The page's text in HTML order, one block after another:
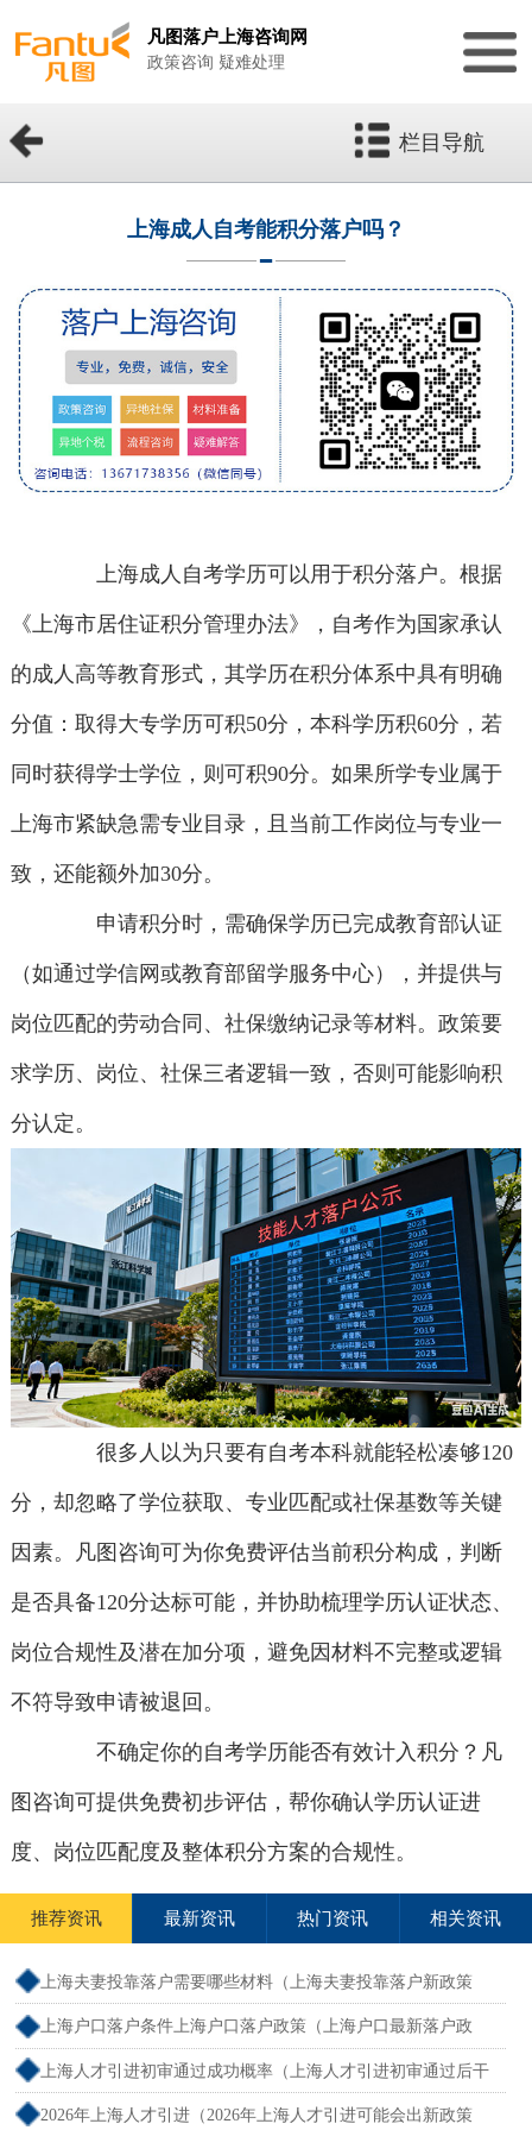
凡图落户上海咨询网
政策咨询 疑难处理
栏目导航
上海成人自考能积分落户吗？
上海成人自考学历可以用于积分落户。根据
《上海市居住证积分管理办法》，自考作为国家承认
的成人高等教育形式，其学历在积分体系中具有明确
分值：取得大专学历可积50分，本科学历积60分，若
同时获得学士学位，则可积90分。如果所学专业属于
上海市紧缺急需专业目录，且当前工作岗位与专业一
致，还能额外加30分。
申请积分时，需确保学历已完成教育部认证
（如通过学信网或教育部留学服务中心），并提供与
岗位匹配的劳动合同、社保缴纳记录等材料。政策要
求学历、岗位、社保三者逻辑一致，否则可能影响积
分认定。
很多人以为只要有自考本科就能轻松凑够120
分，却忽略了学位获取、专业匹配或社保基数等关键
因素。凡图咨询可为你免费评估当前积分构成，判断
是否具备120分达标可能，并协助梳理学历认证状态、
岗位合规性及潜在加分项，避免因材料不完整或逻辑
不符导致申请被退回。
不确定你的自考学历能否有效计入积分？凡
图咨询可提供免费初步评估，帮你确认学历认证进
度、岗位匹配度及整体积分方案的合规性。
推荐资讯 最新资讯 热门资讯 相关资讯
上海夫妻投靠落户需要哪些材料（上海夫妻投靠落户新政策
2026年）
上海户口落户条件上海户口落户政策（上海户口最新落户政
策）
上海人才引进初审通过成功概率（上海人才引进初审通过后干
什么）
2026年上海人才引进（2026年上海人才引进可能会出新政策